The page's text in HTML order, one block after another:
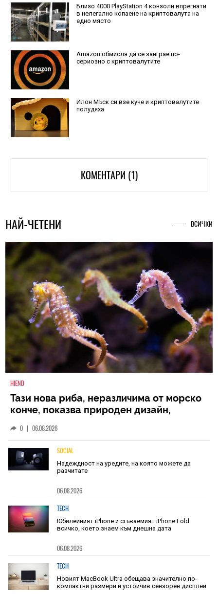
Близо 4000 PlayStation 4 конзоли впрегнати
в нелегално копаене на криптовалута на
едно място
Amazon обмисля да се заиграе по-
сериозно с криптовалутите
Илон Мъск си взе куче и криптовалутите
полудяха
КОМЕНТАРИ (1)
НАЙ-ЧЕТЕНИ ВСИЧКИ
HIEND
Тази нова риба, неразличима от морско
конче, показва природен дизайн,
0 | 06.08.2026
SOCIAL
Надеждност на уредите, на която можете да
разчитате
06.08.2026
TECH
Юбилейният iPhone и сгъваемият iPhone Fold:
всичко, което знаем към днешна дата
06.08.2026
TECH
Новият MacBook Ultra обещава значително по-
компактни размери и устойчив сензорен дисплей